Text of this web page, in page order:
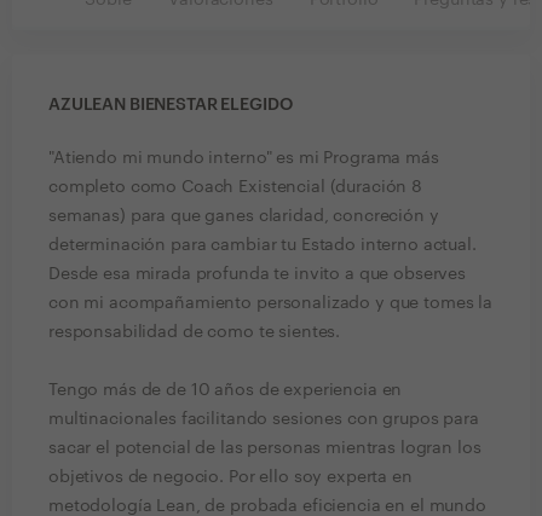
AZULEAN BIENESTAR ELEGIDO
"Atiendo mi mundo interno" es mi Programa más
completo como Coach Existencial (duración 8
semanas) para que ganes claridad, concreción y
determinación para cambiar tu Estado interno actual.
Desde esa mirada profunda te invito a que observes
con mi acompañamiento personalizado y que tomes la
responsabilidad de como te sientes.
Tengo más de de 10 años de experiencia en
multinacionales facilitando sesiones con grupos para
sacar el potencial de las personas mientras logran los
objetivos de negocio. Por ello soy experta en
metodología Lean, de probada eficiencia en el mundo